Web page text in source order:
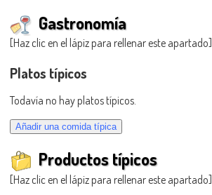
Gastronomía
[Haz clic en el lápiz para rellenar este apartado]
Platos típicos
Todavía no hay platos típicos.
Productos típicos
[Haz clic en el lápiz para rellenar este apartado]